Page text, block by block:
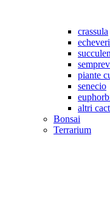
crassula
piante
senecio
altri
Bonsai
Terrarium